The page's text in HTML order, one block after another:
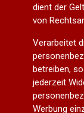
dient der
von
Verarbeitet
betreiben,
jederzeit
Werbung